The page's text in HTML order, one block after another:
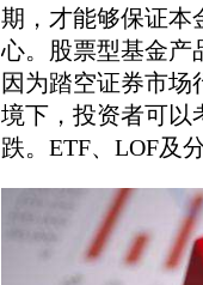
期，才能够保证本
心。股票型基金产
因为踏空证券市
境下，投资者可以
跌。ETF、LOF及